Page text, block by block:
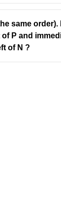
same order).
P and
of N ?